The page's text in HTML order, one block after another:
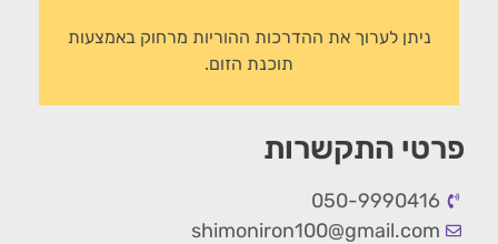
ניתן לערוך את ההדרכות ההוריות מרחוק באמצעות
תוכנת הזום.
פרטי התקשרות
050-9990416
shimoniron100@gmail.com